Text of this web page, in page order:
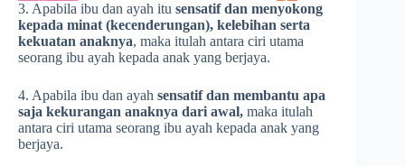
3. Apabila ibu dan ayah itu sensatif dan menyokong
kepada minat (kecenderungan), kelebihan serta
kekuatan anaknya, maka itulah antara ciri utama
seorang ibu ayah kepada anak yang berjaya.
4. Apabila ibu dan ayah sensatif dan membantu apa
saja kekurangan anaknya dari awal, maka itulah
antara ciri utama seorang ibu ayah kepada anak yang
berjaya.